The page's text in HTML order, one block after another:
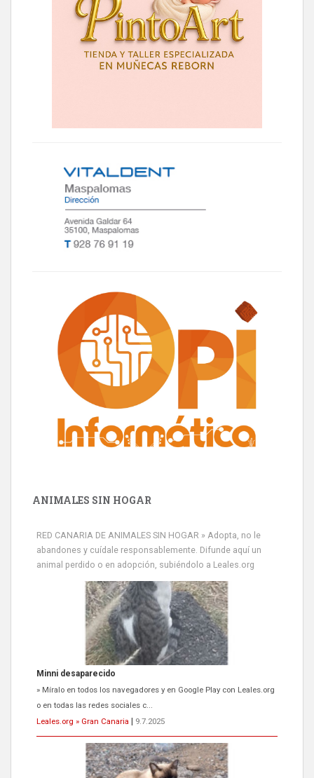
ANIMALES SIN HOGAR
RED CANARIA DE ANIMALES SIN HOGAR » Adopta, no le
abandones y cuídale responsablemente. Difunde aquí un
animal perdido o en adopción, subiéndolo a Leales.org
Minni desaparecido
» Míralo en todos los navegadores y en Google Play con Leales.org
Leales.org » Gran Canaria | 9.7.2025
Siami Perdida
Se llama Siami,es hembra de 4 años,esterilizada con marca de
oreja,cariñosa,mimosa pero miedosa,e...
Leales.org » Gran Canaria | 9.7.2025